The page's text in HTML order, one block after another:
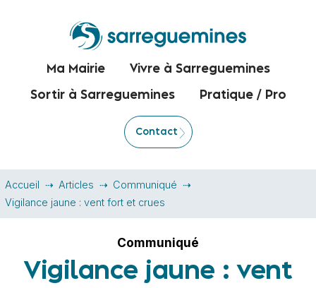
Ma Mairie Vivre à Sarreguemines
Sortir à Sarreguemines Pratique / Pro
Contact
Accueil Articles
Communiqué
Vigilance jaune : vent fort et crues
Communiqué
Vigilance jaune : vent